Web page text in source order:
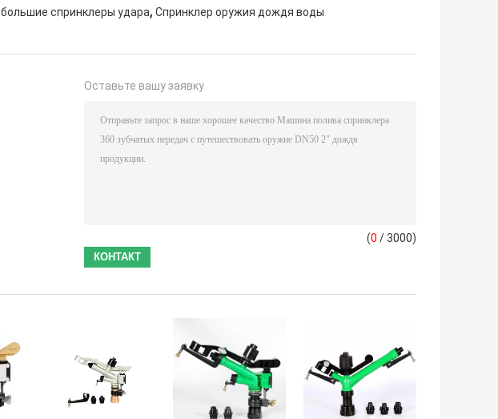
большие спринклеры удара, Спринклер оружия дождя воды
Оставьте вашу заявку
(0 / 3000)